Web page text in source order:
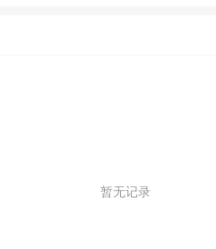
暂无记录